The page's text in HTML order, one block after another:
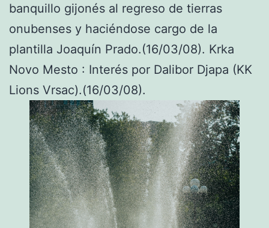
banquillo gijonés al regreso de tierras
onubenses y haciéndose cargo de la
plantilla Joaquín Prado.(16/03/08). Krka
Novo Mesto : Interés por Dalibor Djapa (KK
Lions Vrsac).(16/03/08).